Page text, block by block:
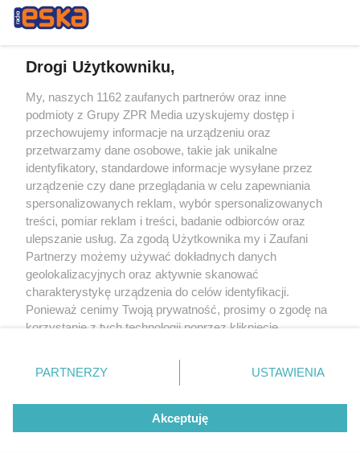
Drogi Użytkowniku,
My, naszych 1162 zaufanych partnerów oraz inne
podmioty z Grupy ZPR Media uzyskujemy dostęp i
przechowujemy informacje na urządzeniu oraz
przetwarzamy dane osobowe, takie jak unikalne
identyfikatory, standardowe informacje wysyłane przez
urządzenie czy dane przeglądania w celu zapewniania
spersonalizowanych reklam, wybór spersonalizowanych
treści, pomiar reklam i treści, badanie odbiorców oraz
ulepszanie usług. Za zgodą Użytkownika my i Zaufani
Partnerzy możemy używać dokładnych danych
geolokalizacyjnych oraz aktywnie skanować
charakterystykę urządzenia do celów identyfikacji.
Ponieważ cenimy Twoją prywatność, prosimy o zgodę na
korzystanie z tych technologii poprzez kliknięcie
zmienić/wycofać klikając przycisk ustawień prywatności
znajdujący się w lewym dolnym rogu strony
rodzaje przetwarzania danych nie wymagają zgody
użytkownika, ale masz prawo sprzeciwić się takiemu
przetwarzaniu. Preferencje będą miały zastosowanie tylko
PARTNERZY USTAWIENIA
Akceptuję